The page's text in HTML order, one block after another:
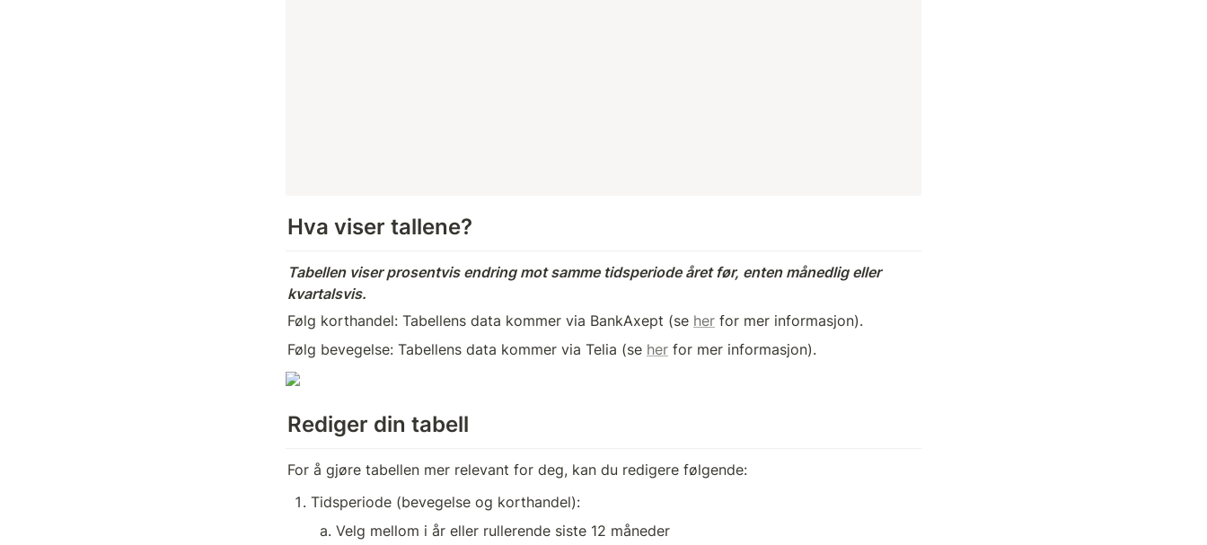
Hva viser tallene?
Tabellen viser prosentvis endring mot samme tidsperiode året før, enten månedlig eller
kvartalsvis.
Følg korthandel: Tabellens data kommer via BankAxept (se her for mer informasjon).
Følg bevegelse: Tabellens data kommer via Telia (se her for mer informasjon).
Rediger din tabell
For å gjøre tabellen mer relevant for deg, kan du redigere følgende:
Tidsperiode (bevegelse og korthandel):
Velg mellom i år eller rullerende siste 12 måneder